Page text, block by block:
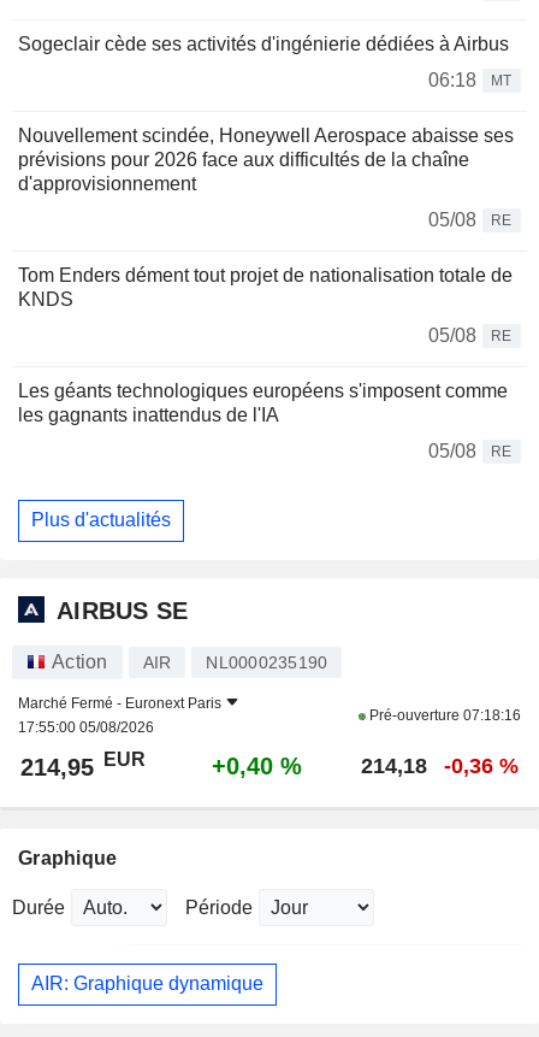
Sogeclair cède ses activités d'ingénierie dédiées à Airbus
06:18
MT
Nouvellement scindée, Honeywell Aerospace abaisse ses
prévisions pour 2026 face aux difficultés de la chaîne
d'approvisionnement
05/08
RE
Tom Enders dément tout projet de nationalisation totale de
KNDS
05/08
RE
Les géants technologiques européens s'imposent comme
les gagnants inattendus de l'IA
05/08
RE
Plus d'actualités
AIRBUS SE
Action AIR NL0000235190
Marché Fermé - Euronext Paris
17:55:00 05/08/2026
Pré-ouverture 07:18:16
214,95 EUR +0,40 % 214,18 -0,36 %
Graphique
Durée Période
AIR: Graphique dynamique